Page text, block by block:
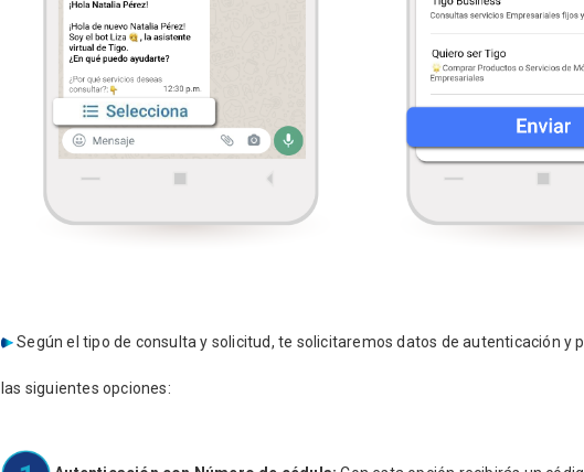
Según el tipo de consulta y solicitud, te solicitaremos datos de autenticación y
las siguientes opciones: